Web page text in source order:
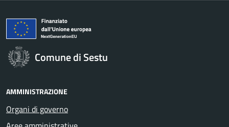
Comune di Sestu
AMMINISTRAZIONE
Organi di governo